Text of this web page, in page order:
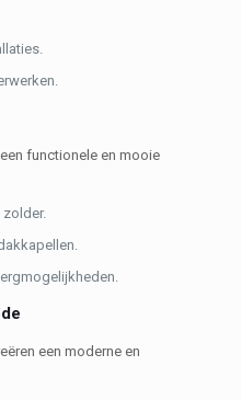
functionele en mooie
zolder.
een moderne en